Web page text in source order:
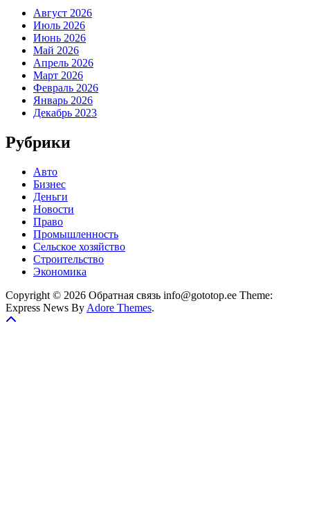
Август 2026
Июль 2026
Июнь 2026
Май 2026
Апрель 2026
Март 2026
Февраль 2026
Январь 2026
Декабрь 2023
Рубрики
Авто
Бизнес
Деньги
Новости
Право
Промышленность
Сельское хозяйство
Строительство
Экономика
Copyright © 2026 Обратная связь info@gototop.ee Theme:
Express News By Adore Themes.